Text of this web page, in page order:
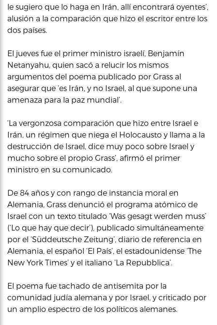
le sugiero que lo haga en Irán, allí encontrará oyentes’,
alusión a la comparación que hizo el escritor entre los
dos países.
El jueves fue el primer ministro israelí, Benjamín
Netanyahu, quien sacó a relucir los mismos
argumentos del poema publicado por Grass al
asegurar que ‘es Irán, y no Israel, al que supone una
amenaza para la paz mundial’.
‘La vergonzosa comparación que hizo entre Israel e
Irán, un régimen que niega el Holocausto y llama a la
destrucción de Israel, dice muy poco sobre Israel y
mucho sobre el propio Grass’, afirmó el primer
ministro en su comunicado.
De 84 años y con rango de instancia moral en
Alemania, Grass denunció el programa atómico de
Israel con un texto titulado ‘Was gesagt werden muss’
(‘Lo que hay que decir’), publicado simultáneamente
por el ‘Süddeutsche Zeitung’, diario de referencia en
Alemania, el español ‘El País’, el estadounidense ‘The
New York Times’ y el italiano ‘La Repubblica’.
El poema fue tachado de antisemita por la
comunidad judía alemana y por Israel, y criticado por
un amplio espectro de los políticos alemanes.